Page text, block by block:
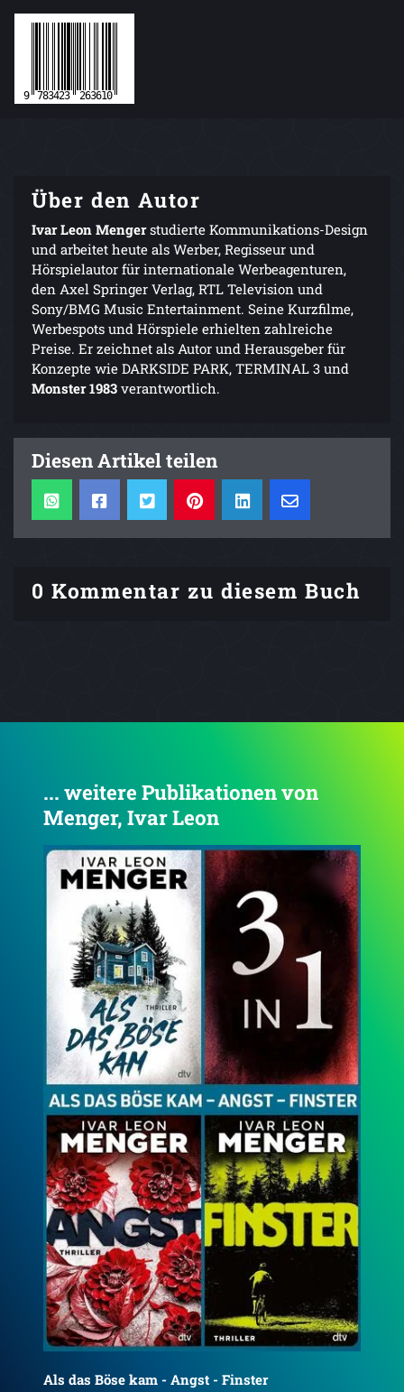
Über den Autor
Ivar Leon Mengerstudierte Kommunikations-Design
und arbeitet heute als Werber, Regisseur und
Hörspielautor für internationale Werbeagenturen,
den Axel Springer Verlag, RTL Television und
Sony/BMG Music Entertainment. Seine Kurzfilme,
Werbespots und Hörspiele erhielten zahlreiche
Preise. Er zeichnet als Autor und Herausgeber für
Konzepte wie DARKSIDE PARK, TERMINAL 3 und
Monster 1983 verantwortlich.
Diesen Artikel teilen
0 Kommentar zu diesem Buch
... weitere Publikationen von
Menger, Ivar Leon